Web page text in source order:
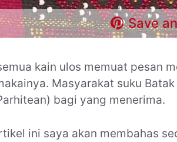
Save
kain ulos memuat pesan
Masyarakat suku
bagi yang menerima.
ini saya akan membahas